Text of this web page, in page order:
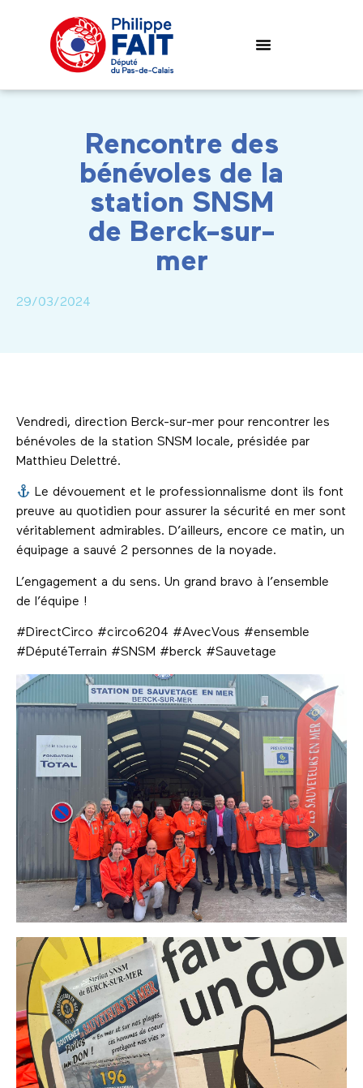
Rencontre des
bénévoles de la
station SNSM
de Berck-sur-
mer
29/03/2024
Vendredi, direction Berck-sur-mer pour rencontrer les
bénévoles de la station SNSM locale, présidée par
Matthieu Delettré.
Le dévouement et le professionnalisme dont ils font
preuve au quotidien pour assurer la sécurité en mer sont
véritablement admirables. D’ailleurs, encore ce matin, un
équipage a sauvé 2 personnes de la noyade.
L’engagement a du sens. Un grand bravo à l’ensemble
de l’équipe !
#DirectCirco #circo6204 #AvecVous #ensemble
#DéputéTerrain #SNSM #berck #Sauvetage